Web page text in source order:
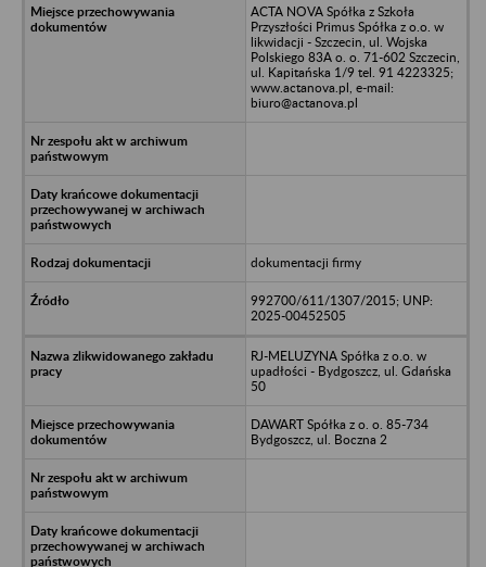
ACTA NOVA Spółka z Szkoła
Przyszłości Primus Spółka z o.o. w
likwidacji - Szczecin, ul. Wojska
Polskiego 83A o. o. 71-602 Szczecin,
ul. Kapitańska 1/9 tel. 91 4223325;
www.actanova.pl, e-mail:
biuro@actanova.pl
dokumentacji firmy
992700/611/1307/2015; UNP:
2025-00452505
RJ-MELUZYNA Spółka z o.o. w
upadłości - Bydgoszcz, ul. Gdańska
50
DAWART Spółka z o. o. 85-734
Bydgoszcz, ul. Boczna 2